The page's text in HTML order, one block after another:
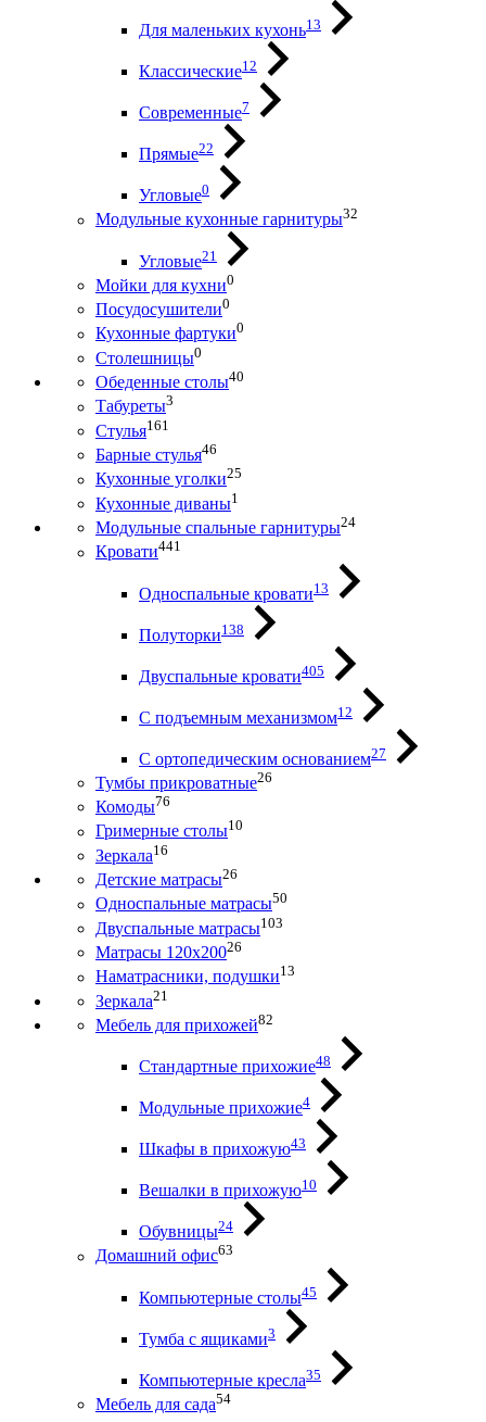
Для маленьких кухонь13
Классические12
Современные7
Прямые22
Угловые0
Модульные кухонные гарнитуры32
Угловые21
Мойки для кухни0
Посудосушители0
Кухонные фартуки0
Столешницы0
Обеденные столы40
Табуреты3
Стулья161
Барные стулья46
Кухонные уголки25
Кухонные диваны1
Модульные спальные гарнитуры24
Кровати441
Односпальные кровати13
Полуторки138
Двуспальные кровати405
С подъемным механизмом12
С ортопедическим основанием27
Тумбы прикроватные26
Комоды76
Гримерные столы10
Зеркала16
Детские матрасы26
Односпальные матрасы50
Двуспальные матрасы103
Матрасы 120х20026
Наматрасники, подушки13
Зеркала21
Мебель для прихожей82
Стандартные прихожие48
Модульные прихожие4
Шкафы в прихожую43
Вешалки в прихожую10
Обувницы24
Домашний офис63
Компьютерные столы45
Тумба с ящиками3
Компьютерные кресла35
Мебель для сада54